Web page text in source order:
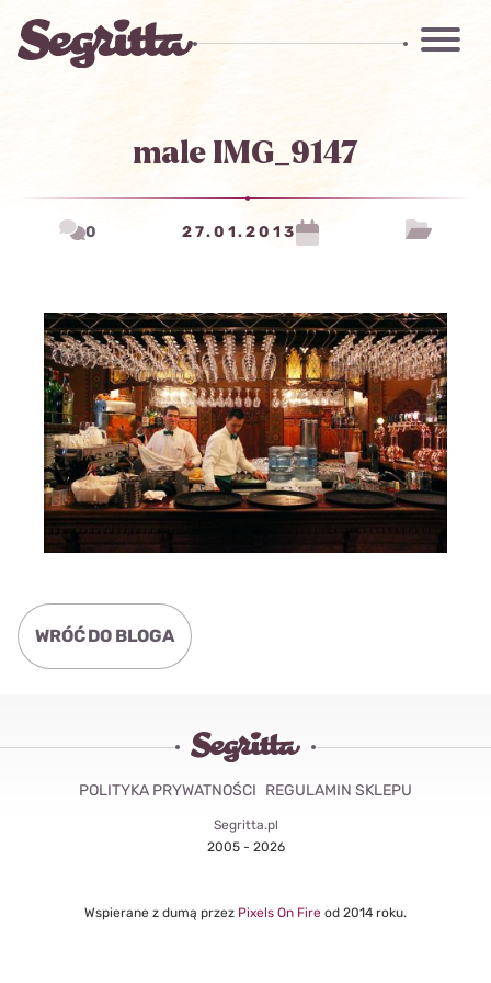
male IMG_9147
0 27.01.2013
WRÓĆ DO BLOGA
Segritta.pl
2005 - 2026
POLITYKA PRYWATNOŚCI REGULAMIN SKLEPU
Wspierane z dumą przez Pixels On Fire od 2014 roku.